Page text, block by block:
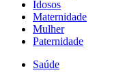
Idosos
Maternidade
Mulher
Paternidade
Saúde